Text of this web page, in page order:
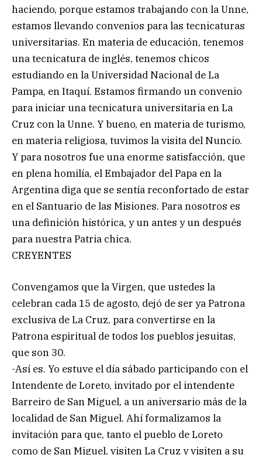
haciendo, porque estamos trabajando con la Unne,
estamos llevando convenios para las tecnicaturas
universitarias. En materia de educación, tenemos
una tecnicatura de inglés, tenemos chicos
estudiando en la Universidad Nacional de La
Pampa, en Itaquí. Estamos firmando un convenio
para iniciar una tecnicatura universitaria en La
Cruz con la Unne. Y bueno, en materia de turismo,
en materia religiosa, tuvimos la visita del Nuncio.
Y para nosotros fue una enorme satisfacción, que
en plena homilía, el Embajador del Papa en la
Argentina diga que se sentía reconfortado de estar
en el Santuario de las Misiones. Para nosotros es
una definición histórica, y un antes y un después
para nuestra Patria chica.
CREYENTES
Convengamos que la Virgen, que ustedes la
celebran cada 15 de agosto, dejó de ser ya Patrona
exclusiva de La Cruz, para convertirse en la
Patrona espiritual de todos los pueblos jesuitas,
que son 30.
-Así es. Yo estuve el día sábado participando con el
Intendente de Loreto, invitado por el intendente
Barreiro de San Miguel, a un aniversario más de la
localidad de San Miguel. Ahí formalizamos la
invitación para que, tanto el pueblo de Loreto
como de San Miguel, visiten La Cruz y visiten a su